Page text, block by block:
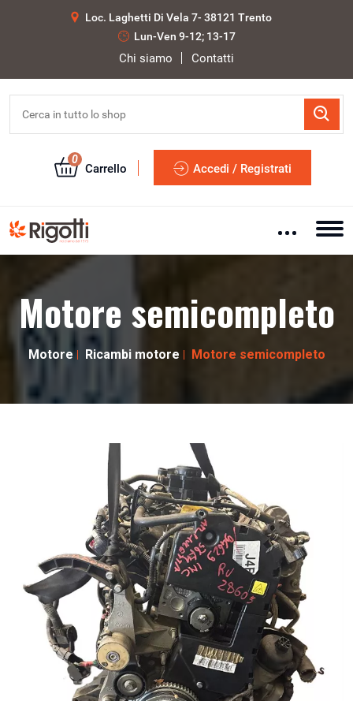
Loc. Laghetti Di Vela 7- 38121 Trento
Lun-Ven 9-12; 13-17
Chi siamo Contatti
0
Carrello Accedi / Registrati
Motore semicompleto
Motore Ricambi motore Motore semicompleto